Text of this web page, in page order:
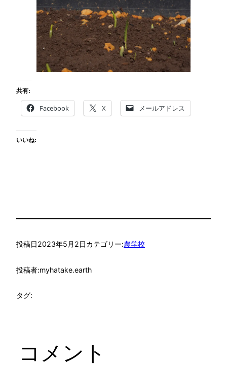
共有:
Facebook X メールアドレス
いいね:
投稿日2023年5月2日カテゴリー:農学校
投稿者:myhatake.earth
タグ:
コメント